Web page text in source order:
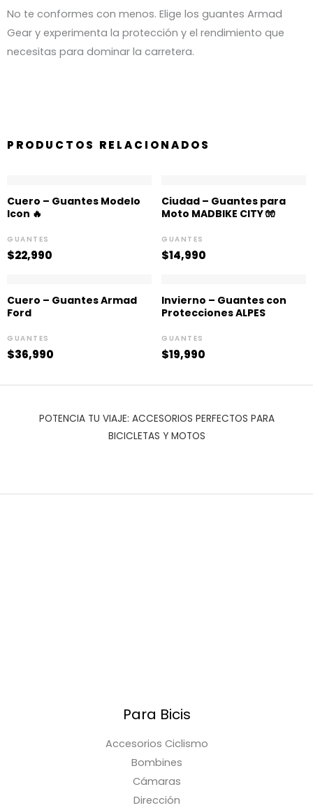
No te conformes con menos. Elige los guantes Armad
Gear y experimenta la protección y el rendimiento que
necesitas para dominar la carretera.
PRODUCTOS RELACIONADOS
Cuero – Guantes Modelo
Icon 🔥
GUANTES
$22,990
Ciudad – Guantes para
Moto MADBIKE CITY 🧤
GUANTES
$14,990
Cuero – Guantes Armad
Ford
GUANTES
$36,990
Invierno – Guantes con
Protecciones ALPES
GUANTES
$19,990
POTENCIA TU VIAJE: ACCESORIOS PERFECTOS PARA
BICICLETAS Y MOTOS
Para Bicis
Accesorios Ciclismo
Bombines
Cámaras
Dirección